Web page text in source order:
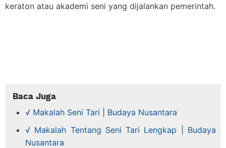
keraton atau akademi seni yang dijalankan pemerintah.
Baca Juga
√ Makalah Seni Tari | Budaya Nusantara
√ Makalah Tentang Seni Tari Lengkap | Budaya
Nusantara